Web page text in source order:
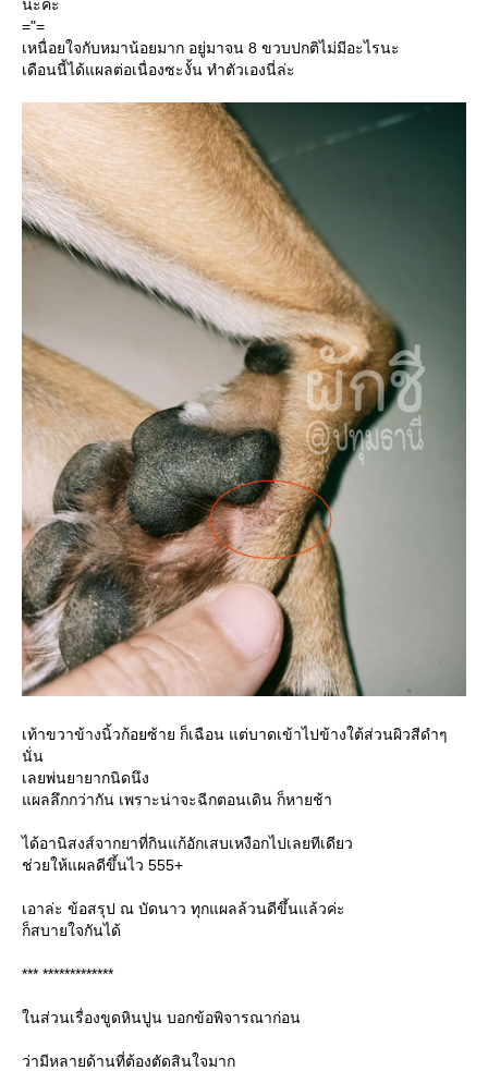
น่ะค่ะ
="=
เหนื่อยใจกับหมาน้อยมาก อยู่มาจน 8 ขวบปกติไม่มีอะไรนะ
เดือนนี้ได้แผลต่อเนื่องซะงั้น ทำตัวเองนี่ล่ะ
เท้าขวาข้างนิ้วก้อยซ้าย ก็เฉือน แต่บาดเข้าไปข้างใต้ส่วนผิวสีดำๆ
นั่น
เลยพ่นยายากนิดนึง
ผลลึกกว่ากัน เพราะน่าจะฉีกตอนเดิน ก็หายช้า
ได้อานิสงส์จากยาที่กินแก้อักเสบเหงือกไปเลยทีเดียว
ช่วยให้แผลดีขึ้นไว 555+
เอาล่ะ ข้อสรุป ณ บัดนาว ทุกแผลล้วนดีขึ้นแล้วค่ะ
ก็สบายใจกันได้
*** *************
นส่วนเรื่องขูดหินปูน บอกข้อพิจารณาก่อน
ว่ามีหลายด้านที่ต้องตัดสินใจมาก